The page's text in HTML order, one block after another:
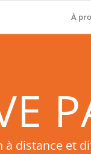
À
à distance et